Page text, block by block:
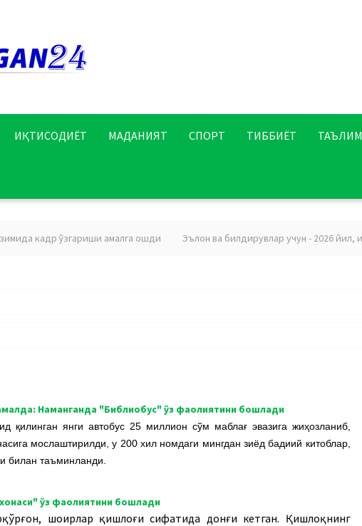
ИҚТИСОДИЁТ МАДАНИЯТ СПОРТ ТИББИЁТ ТАЪЛИМ
кадр ўзгариши амалга ошди Эълон ва билдирувлар учун - 2026 йил, июнь
Наманганда "Библиобус" ўз фаолиятини бошлади
қилинган янги автобус 25 миллион сўм маблағ эвазига жиҳозланиб,
мослаштирилди, у 200 хил номдаги мингдан зиёд бадиий китоблар,
билан таъминланди.
ўз фаолиятини бошлади
шоирлар қишлоғи сифатида донғи кетган. Қишлоқнинг